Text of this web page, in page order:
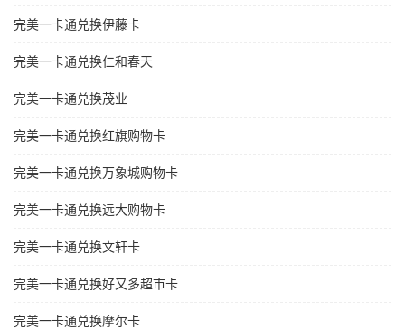
完美一卡通兑换伊藤卡
完美一卡通兑换仁和春天
完美一卡通兑换茂业
完美一卡通兑换红旗购物卡
完美一卡通兑换万象城购物卡
完美一卡通兑换远大购物卡
完美一卡通兑换文轩卡
完美一卡通兑换好又多超市卡
完美一卡通兑换摩尔卡